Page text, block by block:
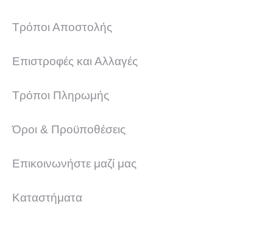
Τρόποι Αποστολής
Επιστροφές και Αλλαγές
Τρόποι Πληρωμής
Όροι & Προϋποθέσεις
Επικοινωνήστε μαζί μας
Καταστήματα